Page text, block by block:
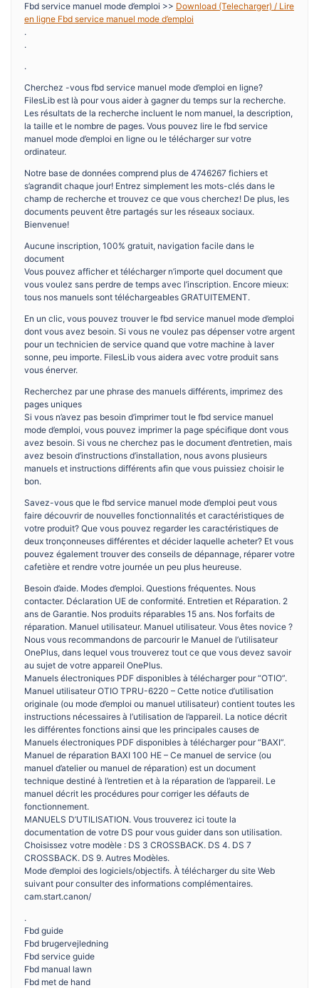
Fbd service manuel mode d’emploi >> Download (Telecharger) / Lire
en ligne Fbd service manuel mode d’emploi
.
.
.
Cherchez -vous fbd service manuel mode d’emploi en ligne?
FilesLib est là pour vous aider à gagner du temps sur la recherche.
Les résultats de la recherche incluent le nom manuel, la description,
la taille et le nombre de pages. Vous pouvez lire le fbd service
manuel mode d’emploi en ligne ou le télécharger sur votre
ordinateur.
Notre base de données comprend plus de 4746267 fichiers et
s’agrandit chaque jour! Entrez simplement les mots-clés dans le
champ de recherche et trouvez ce que vous cherchez! De plus, les
documents peuvent être partagés sur les réseaux sociaux.
Bienvenue!
Aucune inscription, 100% gratuit, navigation facile dans le
document
Vous pouvez afficher et télécharger n’importe quel document que
vous voulez sans perdre de temps avec l’inscription. Encore mieux:
tous nos manuels sont téléchargeables GRATUITEMENT.
En un clic, vous pouvez trouver le fbd service manuel mode d’emploi
dont vous avez besoin. Si vous ne voulez pas dépenser votre argent
pour un technicien de service quand que votre machine à laver
sonne, peu importe. FilesLib vous aidera avec votre produit sans
vous énerver.
Recherchez par une phrase des manuels différents, imprimez des
pages uniques
Si vous n’avez pas besoin d’imprimer tout le fbd service manuel
mode d’emploi, vous pouvez imprimer la page spécifique dont vous
avez besoin. Si vous ne cherchez pas le document d’entretien, mais
avez besoin d’instructions d’installation, nous avons plusieurs
manuels et instructions différents afin que vous puissiez choisir le
bon.
Savez-vous que le fbd service manuel mode d’emploi peut vous
faire découvrir de nouvelles fonctionnalités et caractéristiques de
votre produit? Que vous pouvez regarder les caractéristiques de
deux tronçonneuses différentes et décider laquelle acheter? Et vous
pouvez également trouver des conseils de dépannage, réparer votre
cafetière et rendre votre journée un peu plus heureuse.
Besoin d’aide. Modes d’emploi. Questions fréquentes. Nous
contacter. Déclaration UE de conformité. Entretien et Réparation. 2
ans de Garantie. Nos produits réparables 15 ans. Nos forfaits de
réparation. Manuel utilisateur. Manuel utilisateur. Vous êtes novice ?
Nous vous recommandons de parcourir le Manuel de l’utilisateur
OnePlus, dans lequel vous trouverez tout ce que vous devez savoir
au sujet de votre appareil OnePlus.
Manuels électroniques PDF disponibles à télécharger pour “OTIO”.
Manuel utilisateur OTIO TPRU-6220 – Cette notice d’utilisation
originale (ou mode d’emploi ou manuel utilisateur) contient toutes les
instructions nécessaires à l’utilisation de l’appareil. La notice décrit
les différentes fonctions ainsi que les principales causes de
Manuels électroniques PDF disponibles à télécharger pour “BAXI”.
Manuel de réparation BAXI 100 HE – Ce manuel de service (ou
manuel d’atelier ou manuel de réparation) est un document
technique destiné à l’entretien et à la réparation de l’appareil. Le
manuel décrit les procédures pour corriger les défauts de
fonctionnement.
MANUELS D’UTILISATION. Vous trouverez ici toute la
documentation de votre DS pour vous guider dans son utilisation.
Choisissez votre modèle : DS 3 CROSSBACK. DS 4. DS 7
CROSSBACK. DS 9. Autres Modèles.
Mode d’emploi des logiciels/objectifs. À télécharger du site Web
suivant pour consulter des informations complémentaires.
cam.start.canon/
.
Fbd guide
Fbd brugervejledning
Fbd service guide
Fbd manual lawn
Fbd met de hand